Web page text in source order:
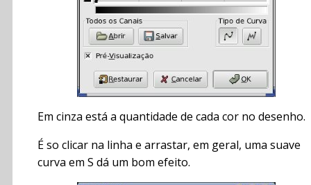
Em cinza está a quantidade de cada cor no desenho.
É so clicar na linha e arrastar, em geral, uma suave
curva em S dá um bom efeito.